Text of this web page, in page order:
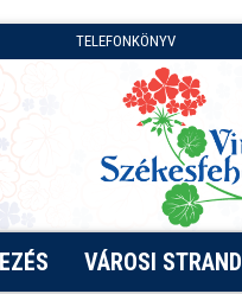
TELEFONKÖNYV
VÁROSI STRAND